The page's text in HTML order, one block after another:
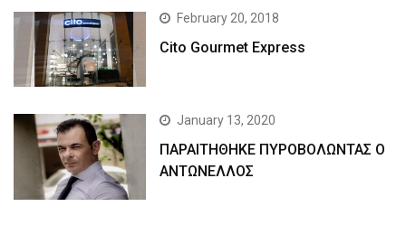
February 20, 2018
Cito Gourmet Express
January 13, 2020
ΠΑΡΑΙΤΗΘΗΚΕ ΠΥΡΟΒΟΛΩΝΤΑΣ Ο
ΑΝΤΩΝΕΛΛΟΣ